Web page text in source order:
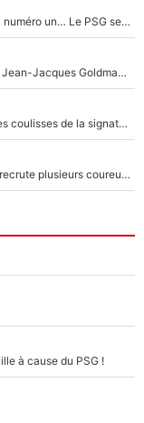
Suzuki recruté, Chevalier veut se battre, Safonov numéro un… Le PSG se lance encore dans un gros chantier pour le poste de gardien de but
Un documentaire avec Zinedine Zidane : Comme Jean-Jacques Goldman et Mylène Farmer, le nouveau sélectionneur de l'équipe de France a recalé une journaliste très connue
Le PSG comme seule option après Barcelone ? Les coulisses de la signature historique de Lionel Messi sont révélées au grand jour !
«Le budget a augmenté» : Decathlon-CMA CGM recrute plusieurs coureurs pour offrir à Paul Seixas une équipe pour gagner le Tour de France 2027
à cause du PSG !